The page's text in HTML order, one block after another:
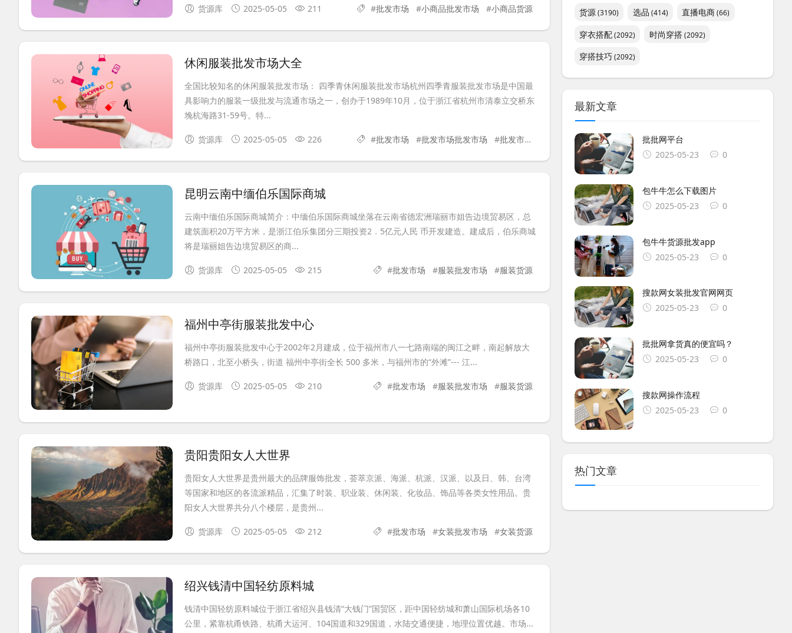
货源库 2025-05-05 211 #批发市场 #小商品批发市场 #小商品货源
休闲服装批发市场大全
全国比较知名的休闲服装批发市场： 四季青休闲服装批发市场杭州四季青服装批发市场是中国最
具影响力的服装一级批发与流通市场之一，创办于1989年10月，位于浙江省杭州市清泰立交桥东
堍杭海路31-59号。特...
货源库 2025-05-05 226 #批发市场 #批发市场批发市场 #批发市场货源
昆明云南中缅伯乐国际商城
云南中缅伯乐国际商城简介：中缅伯乐国际商城坐落在云南省德宏洲瑞丽市姐告边境贸易区，总
建筑面积20万平方米，是浙江伯乐集团分三期投资2．5亿元人民 币开发建造。建成后，伯乐商城
将是瑞丽姐告边境贸易区的商...
货源库 2025-05-05 215 #批发市场 #服装批发市场 #服装货源
福州中亭街服装批发中心
福州中亭街服装批发中心于2002年2月建成，位于福州市八一七路南端的闽江之畔，南起解放大
桥路口，北至小桥头，街道 福州中亭街全长 500 多米，与福州市的“外滩”--- 江...
货源库 2025-05-05 210 #批发市场 #服装批发市场 #服装货源
贵阳贵阳女人大世界
贵阳女人大世界是贵州最大的品牌服饰批发，荟萃京派、海派、杭派、汉派、以及日、韩、台湾
等国家和地区的各流派精品，汇集了时装、职业装、休闲装、化妆品、饰品等各类女性用品。贵
阳女人大世界共分八个楼层，是贵州...
货源库 2025-05-05 212 #批发市场 #女装批发市场 #女装货源
绍兴钱清中国轻纺原料城
钱清中国轻纺原料城位于浙江省绍兴县钱清“大钱门”国贸区，距中国轻纺城和萧山国际机场各10
公里，紧靠杭甬铁路、杭甬大运河、104国道和329国道，水陆交通便捷，地理位置优越。市场...
货源(3190) 选品 (414) 直播电商(66)
穿衣搭配(2092) 时尚穿搭 (2092)
穿搭技巧(2092)
最新文章
批批网平台
2025-05-23
0
包牛牛怎么下载图片
2025-05-23
0
包牛牛货源批发app
2025-05-23
0
搜款网女装批发官网网页
2025-05-23
0
批批网拿货真的便宜吗？
2025-05-23
0
搜款网操作流程
2025-05-23
0
热门文章